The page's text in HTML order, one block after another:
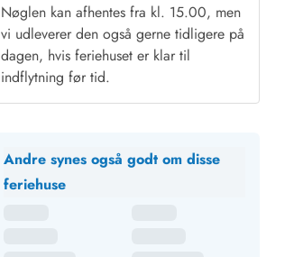
Nøglen kan afhentes fra kl. 15.00, men
vi udleverer den også gerne tidligere på
dagen, hvis feriehuset er klar til
indflytning før tid.
Andre synes også godt om disse
feriehuse